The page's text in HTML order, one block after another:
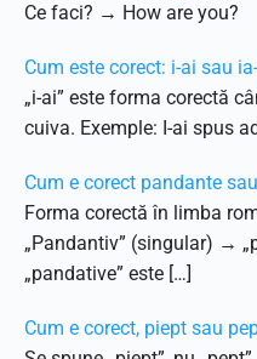
Ce faci? → How are you?
Cum este corect: i-ai sau
„i-ai” este forma corectă
cuiva. Exemple: I-ai spus
Cum e corect pandante
Forma corectă în limba
„Pandantiv” (singular) →
„pandative” este […]
Cum e corect, piept sau